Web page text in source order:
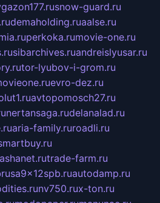
snow-guard.ru
demaholding.ruaalse.ru
perkoka.rumovie-one.ru
sibarchives.ruandreislyusar.ru
tor-lyubov-i-grom.ru
evro-dez.ru
avtopomosch27.ru
nertansaga.rudelanalad.ru
aria-family.ruroadli.ru
ashanet.rutrade-farm.ru
autodamp.ru
nv750.rux-ton.ru